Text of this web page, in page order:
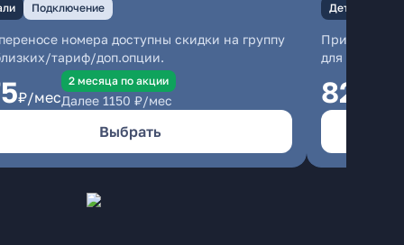
Подключение
номера доступны скидки на группу
тариф/доп.опции.
₽/мес
2 месяцa по акции
Далее 1150 ₽/мес
Выбрать
Детали
При
для
825